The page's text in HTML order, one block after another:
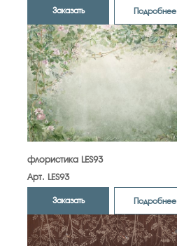
Заказать Подробнее
флористика LES93
Арт. LES93
Заказать Подробнее